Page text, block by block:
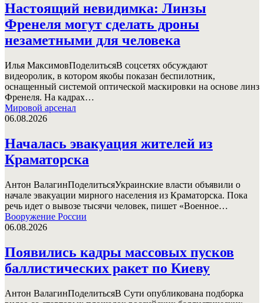
Настоящий невидимка: Линзы
Френеля могут сделать дроны
незаметными для человека
Илья МаксимовПоделитьсяВ соцсетях обсуждают
видеоролик, в котором якобы показан беспилотник,
оснащенный системой оптической маскировки на основе линз
Френеля. На кадрах…
Мировой арсенал
06.08.2026
Началась эвакуация жителей из
Краматорска
Антон ВалагинПоделитьсяУкраинские власти объявили о
начале эвакуации мирного населения из Краматорска. Пока
речь идет о вывозе тысячи человек, пишет «Военное…
Вооружение России
06.08.2026
Появились кадры массовых пусков
баллистических ракет по Киеву
Антон ВалагинПоделитьсяВ Сути опубликована подборка